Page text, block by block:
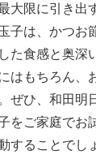
大限に引き出
子は、かつお
た食感と奥深
はもちろん、
ぜひ、和田明
をご家庭でお
することでし